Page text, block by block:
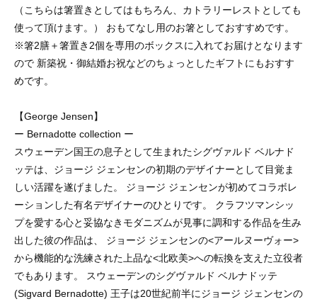
（こちらは箸置きとしてはもちろん、カトラリーレストとしても
使って頂けます。） おもてなし用のお箸としておすすめです。
※箸2膳＋箸置き2個を専用のボックスに入れてお届けとなります
ので 新築祝・御結婚お祝などのちょっとしたギフトにもおすす
めです。
【George Jensen】
ー Bernadotte collection ー
スウェーデン国王の息子として生まれたシグヴァルド ベルナド
ッテは、ジョージ ジェンセンの初期のデザイナーとして目覚ま
しい活躍を遂げました。 ジョージ ジェンセンが初めてコラボレ
ーションした有名デザイナーのひとりです。 クラフツマンシッ
プを愛する心と妥協なきモダニズムが見事に調和する作品を生み
出した彼の作品は、 ジョージ ジェンセンの<アールヌーヴォー>
から機能的な洗練された上品な<北欧美>への転換を支えた立役者
でもあります。 スウェーデンのシグヴァルド ベルナドッテ
(Sigvard Bernadotte) 王子は20世紀前半にジョージ ジェンセンの